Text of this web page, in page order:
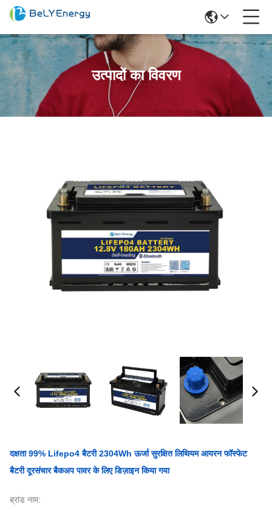
उत्पादों का विवरण
दक्षता 99% Lifepo4 बैटरी 2304Wh ऊर्जा सुरक्षित लिथियम आयरन फॉस्फेट
बैटरी दूरसंचार बैकअप पावर के लिए डिज़ाइन किया गया
ब्रांड नाम: